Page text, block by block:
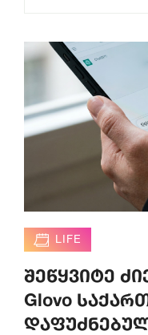
LIFE
შეწყვიტე
Glovo